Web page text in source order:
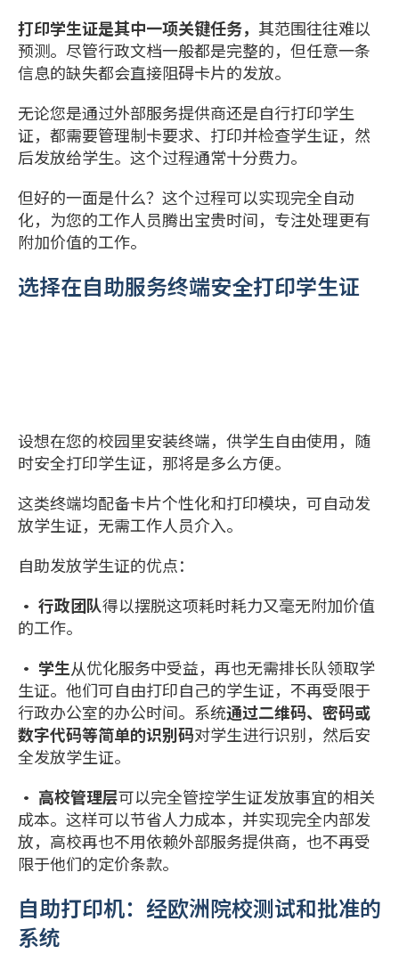
打印学生证是其中一项关键任务， 其范围往往难以
预测。尽管行政文档一般都是完整的，但任意一条
信息的缺失都会直接阻碍卡片的发放。
无论您是通过外部服务提供商还是自行打印学生
证，都需要管理制卡要求、打印并检查学生证，然
后发放给学生。这个过程通常十分费力。
但好的一面是什么？这个过程可以实现完全自动
化，为您的工作人员腾出宝贵时间，专注处理更有
附加价值的工作。
选择在自助服务终端安全打印学生证
设想在您的校园里安装终端，供学生自由使用，随
时安全打印学生证，那将是多么方便。
这类终端均配备卡片个性化和打印模块，可自动发
放学生证，无需工作人员介入。
自助发放学生证的优点：
• 行政团队得以摆脱这项耗时耗力又毫无附加价值
的工作。
• 学生从优化服务中受益，再也无需排长队领取学
生证。他们可自由打印自己的学生证，不再受限于
行政办公室的办公时间。系统通过二维码、密码或
数字代码等简单的识别码对学生进行识别，然后安
全发放学生证。
• 高校管理层可以完全管控学生证发放事宜的相关
成本。这样可以节省人力成本，并实现完全内部发
放，高校再也不用依赖外部服务提供商，也不再受
限于他们的定价条款。
自助打印机：经欧洲院校测试和批准的
系统